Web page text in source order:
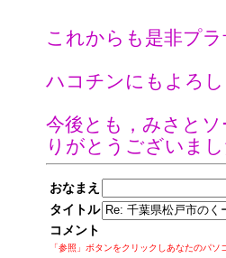
これからも是非プ
ハコチンにもよろ
今後とも，みさと
りがとうございま
おなまえ
タイトル
コメント
「参照」ボタンをクリックしあなたのパ